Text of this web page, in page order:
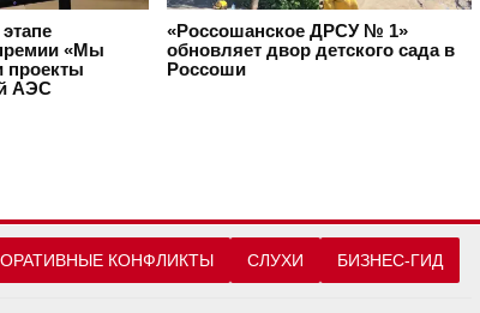
«Мы
проекты
АЭС
«Россошанское ДРСУ № 1»
обновляет двор детского сада в
Россоши
КОНФЛИКТЫ СЛУХИ БИЗНЕС-ГИД